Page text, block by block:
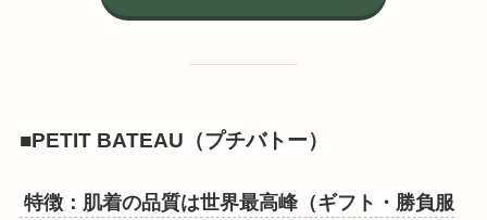
■PETIT BATEAU（プチバトー）
特徴：肌着の品質は世界最高峰（ギフト・勝負服